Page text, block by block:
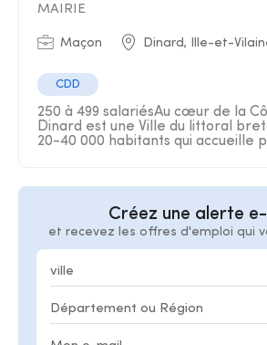
MAIRIE
Maçon Dinard, Ille-et-
CDD
250 à 499 salariésAu cœur de la
Dinard est une Ville du littoral
20-40 000 habitants qui accueille
Créez une alerte
et recevez les offres d'emploi qui